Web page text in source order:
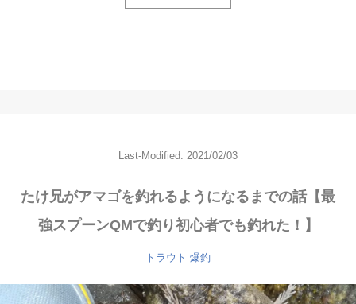
Last-Modified: 2021/02/03
たけ兄がアマゴを釣れるようになるまでの話【最
強スプーンQMで釣り初心者でも釣れた！】
トラウト 爆釣